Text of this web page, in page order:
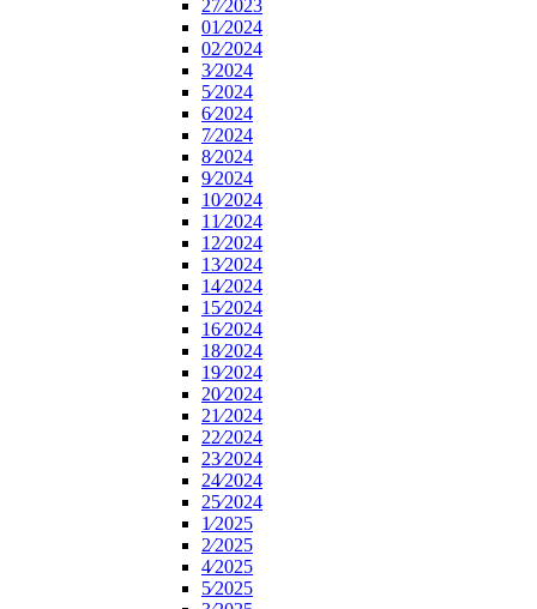
27⁄2023
01⁄2024
02⁄2024
3⁄2024
5⁄2024
6⁄2024
7⁄2024
8⁄2024
9⁄2024
10⁄2024
11⁄2024
12⁄2024
13⁄2024
14⁄2024
15⁄2024
16⁄2024
18⁄2024
19⁄2024
20⁄2024
21⁄2024
22⁄2024
23⁄2024
24⁄2024
25⁄2024
1⁄2025
2⁄2025
4⁄2025
5⁄2025